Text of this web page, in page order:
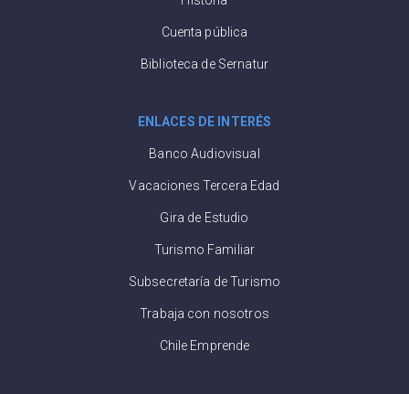
Cuenta pública
Biblioteca de Sernatur
ENLACES DE INTERÉS
Banco Audiovisual
Vacaciones Tercera Edad
Gira de Estudio
Turismo Familiar
Subsecretaría de Turismo
Trabaja con nosotros
Chile Emprende